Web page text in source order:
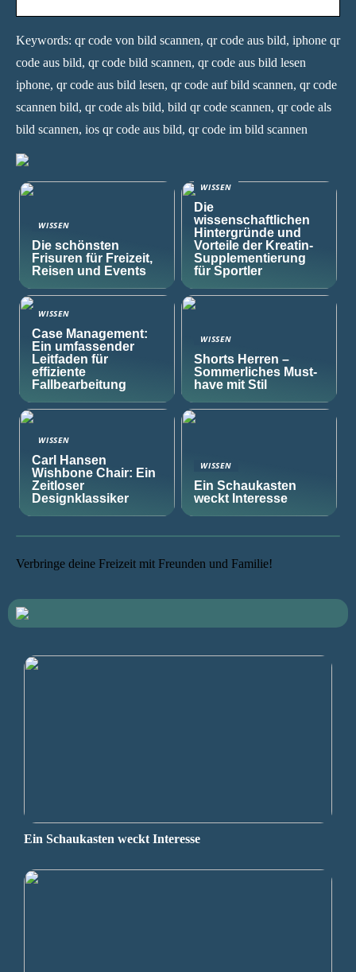
Keywords: qr code von bild scannen, qr code aus bild, iphone qr
code aus bild, qr code bild scannen, qr code aus bild lesen
iphone, qr code aus bild lesen, qr code auf bild scannen, qr code
scannen bild, qr code als bild, bild qr code scannen, qr code als
bild scannen, ios qr code aus bild, qr code im bild scannen
WISSEN
Die schönsten
Frisuren für Freizeit,
Reisen und Events
WISSEN
Die
wissenschaftlichen
Hintergründe und
Vorteile der Kreatin-
Supplementierung
für Sportler
WISSEN
Case Management:
Ein umfassender
Leitfaden für
effiziente
Fallbearbeitung
WISSEN
Shorts Herren –
Sommerliches Must-
have mit Stil
WISSEN
Carl Hansen
Wishbone Chair: Ein
Zeitloser
Designklassiker
WISSEN
Ein Schaukasten
weckt Interesse
Verbringe deine Freizeit mit Freunden und Familie!
Ein Schaukasten weckt Interesse